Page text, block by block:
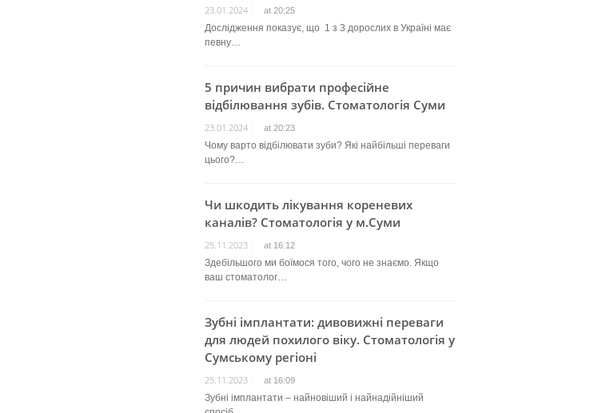
23.01.2024 at 20:25
Дослідження показує, що 1 з 3 дорослих в Україні має
певну…
5 причин вибрати професійне
відбілювання зубів. Стоматологія Суми
23.01.2024 at 20:23
Чому варто відбілювати зуби? Які найбільші переваги
цього?…
Чи шкодить лікування кореневих
каналів? Стоматологія у м.Суми
25.11.2023 at 16:12
Здебільшого ми боїмося того, чого не знаємо. Якщо
ваш стоматолог…
Зубні імплантати: дивовижні переваги
для людей похилого віку. Стоматологія у
Сумському регіоні
25.11.2023 at 16:09
Зубні імплантати – найновіший і найнадійніший